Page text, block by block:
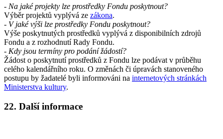
- Na jaké projekty lze prostředky Fondu poskytnout?
Výběr projektů vyplývá ze zákona.
- V jaké výši lze prostředky Fondu poskytnout?
Výše poskytnutých prostředků vyplývá z disponibilních zdrojů
Fondu a z rozhodnutí Rady Fondu.
- Kdy jsou termíny pro podání žádostí?
Žádost o poskytnutí prostředků z Fondu lze podávat v průběhu
celého kalendářního roku. O změnách či úpravách stanoveného
postupu by žadatelé byli informováni na internetových stránkách
Ministerstva kultury.
22. Další informace